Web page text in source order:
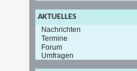
AKTUELLES
Nachrichten
Termine
Forum
Umfragen